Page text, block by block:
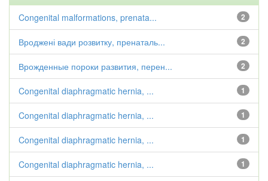
2
Congenital malformations, prenata...
2
Вроджені вади розвитку, пренаталь...
2
Врожденные пороки развития, перен...
1
Congenital diaphragmatic hernia, ...
1
Congenital diaphragmatic hernia, ...
1
Congenital diaphragmatic hernia, ...
1
Congenital diaphragmatic hernia, ...